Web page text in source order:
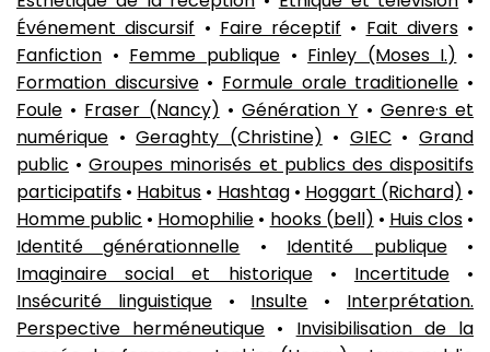
Événement discursif • Faire réceptif • Fait divers•
Fanfiction • Femme publique• Finley (Moses I.) •
Formation discursive• Formule orale traditionelle •
Foule • Fraser (Nancy) •Génération Y • Genre·s et
numérique •Geraghty (Christine) • GIEC •Grand
public •Groupes minorisés et publics des dispositifs
participatifs • Habitus • Hashtag• Hoggart (Richard) •
Homme public • Homophilie • hooks (bell) • Huis clos•
Identité générationnelle • Identité publique•
Imaginaire social et historique• Incertitude•
Insécurité linguistique• Insulte • Interprétation.
Perspective herméneutique • Invisibilisation de la